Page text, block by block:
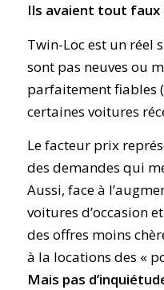
Ils avaient tout faux
Twin-Loc est un réel
sont pas neuves ou
parfaitement fiables
certaines voitures
Le facteur prix
des demandes qui
Aussi, face à
voitures d’occasion
des offres moins
à la locations des «
Mais pas